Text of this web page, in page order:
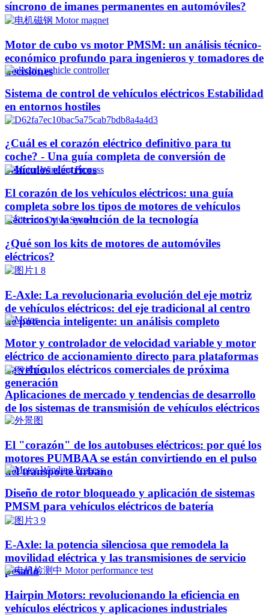
síncrono de imanes permanentes en automóviles?
Motor de cubo vs motor PMSM: un análisis técnico-
económico profundo para ingenieros y tomadores de
decisiones
Sistema de control de vehículos eléctricos Estabilidad
en entornos hostiles
¿Cuál es el corazón eléctrico definitivo para tu
coche? - Una guía completa de conversión de
vehículos eléctricos
El corazón de los vehículos eléctricos: una guía
completa sobre los tipos de motores de vehículos
eléctricos y la evolución de la tecnología
¿Qué son los kits de motores de automóviles
eléctricos?
E-Axle: La revolucionaria evolución del eje motriz
de vehículos eléctricos: del eje tradicional al centro
de potencia inteligente: un análisis completo
Motor y controlador de velocidad variable y motor
eléctrico de accionamiento directo para plataformas
de vehículos eléctricos comerciales de próxima
generación
Aplicaciones de mercado y tendencias de desarrollo
de los sistemas de transmisión de vehículos eléctricos
El "corazón" de los autobuses eléctricos: por qué los
motores PUMBAA se están convirtiendo en el pulso
del transporte urbano
Diseño de rotor bloqueado y aplicación de sistemas
PMSM para vehículos eléctricos de batería
E-Axle: la potencia silenciosa que remodela la
movilidad eléctrica y las transmisiones de servicio
pesado
Hairpin Motors: revolucionando la eficiencia en
vehículos eléctricos y aplicaciones industriales